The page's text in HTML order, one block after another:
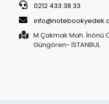
0212 433 38 33
M.Çakmak Mah. İnönü
Güngören- İSTANBUL